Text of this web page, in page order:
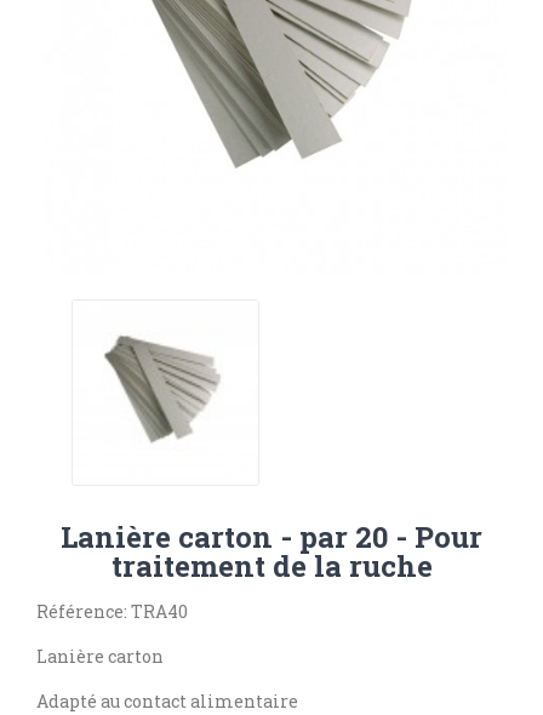
Lanière carton - par 20 - Pour
traitement de la ruche
Référence: TRA40
Lanière carton
Adapté au contact alimentaire